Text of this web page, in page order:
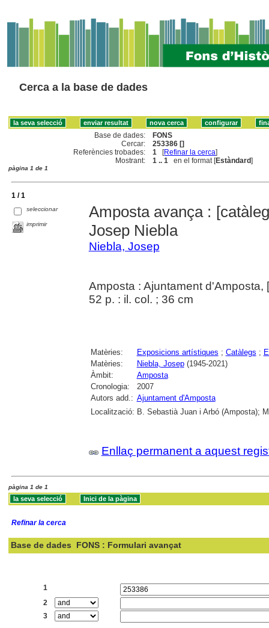
Cerca a la base de dades
Base de dades:
FONS
Cercar:
253386 []
Referències trobades:
1 [Refinar la cerca]
Mostrant:
1 .. 1 en el format [Estàndard]
pàgina 1 de 1
1 / 1
seleccionar
imprimir
Amposta avança :
Josep Niebla
Niebla, Josep
Amposta : Ajuntament d'Amposta,
52 p. : il. col. ; 36 cm
Matèries: Exposicions artístiques ; Catàlegs ;
Matèries:
Niebla, Josep(1945-2021)
Àmbit:
Amposta
Cronologia:
2007
Autors add.: Ajuntament d'Amposta
Localització: B. Sebastià Juan i Arbó (Amposta);
Enllaç permanent a aquest
pàgina 1 de 1
Refinar la cerca
Base de dades FONS : Formulari avançat
1
2
3